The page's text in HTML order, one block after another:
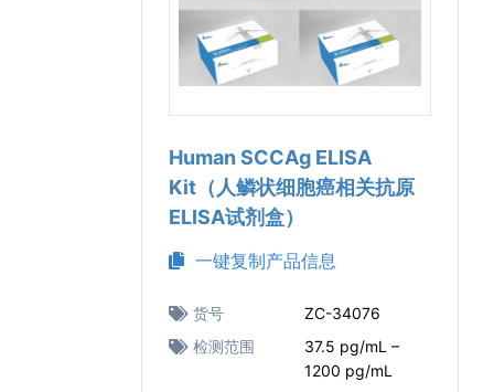
Human SCCAg ELISA
Kit（人鳞状细胞癌相关抗原
ELISA试剂盒）
一键复制产品信息
货号
ZC-34076
检测范围
37.5 pg/mL –
1200 pg/mL